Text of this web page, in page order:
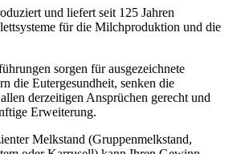
und liefert seit 125 Jahren
für die Milchproduktion und die
sorgen für ausgezeichnete
die Eutergesundheit, senken die
derzeitigen Ansprüchen gerecht und
Erweiterung.
Melkstand (Gruppenmelkstand,